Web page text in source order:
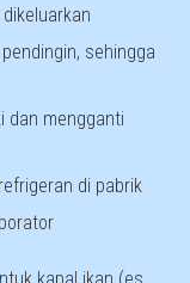
sehingga
dan mengganti
di pabrik